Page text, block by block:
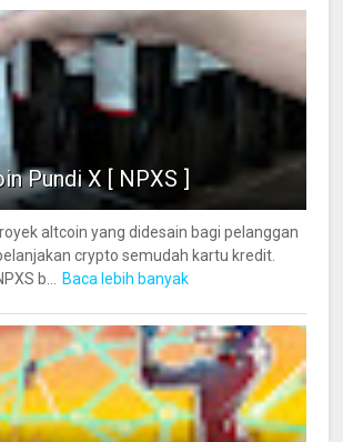
Pundi X [ NPXS ]
altcoin yang didesain bagi pelanggan
crypto semudah kartu kredit.
b...
Baca lebih banyak